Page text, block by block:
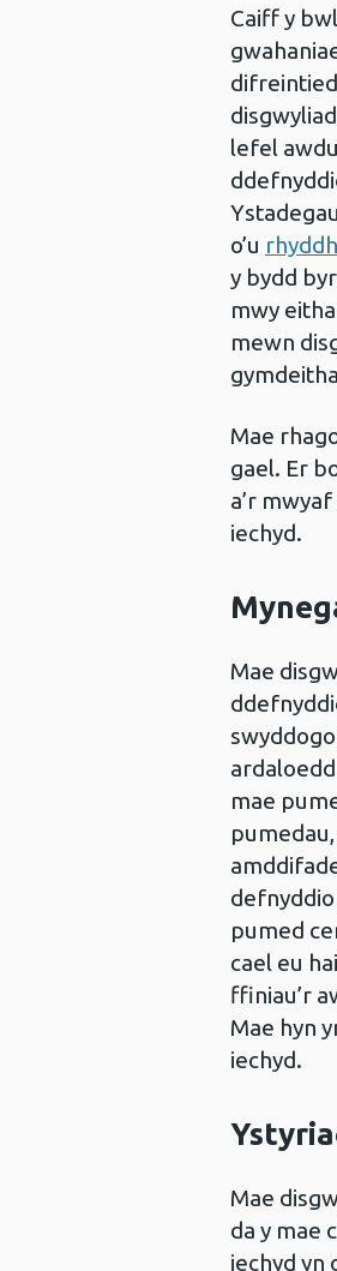
Caiff y
lefel
o’u
y bydd
mwy
mewn
Mae
gael. Er
a’r
iechyd.
Mae
mae
pumed
cael eu
ffiniau’r
Mae hyn
iechyd.
Mae
da y mae
iechyd yn